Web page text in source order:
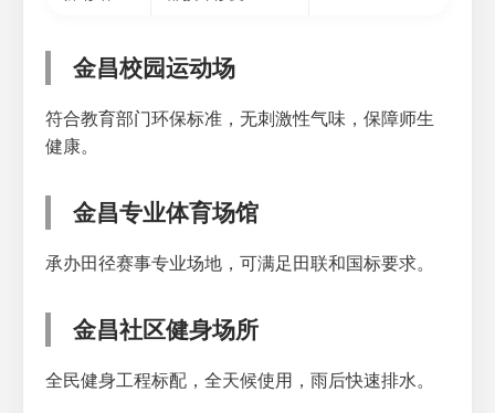
金昌校园运动场
符合教育部门环保标准，无刺激性气味，保障师生
健康。
金昌专业体育场馆
承办田径赛事专业场地，可满足田联和国标要求。
金昌社区健身场所
全民健身工程标配，全天候使用，雨后快速排水。